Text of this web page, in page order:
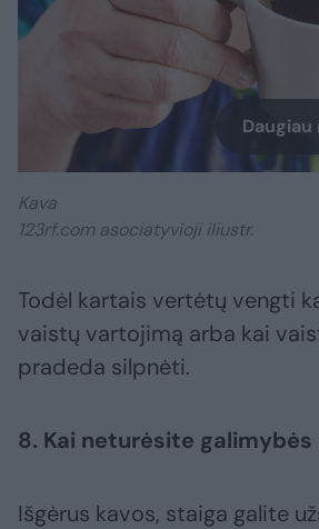
Kava
123rf.com asociatyvioji iliustr.
Todėl kartais vertėtų vengti
vaistų vartojimą arba kai
pradeda silpnėti.
8. Kai neturėsite
Išgėrus kavos, staiga galite